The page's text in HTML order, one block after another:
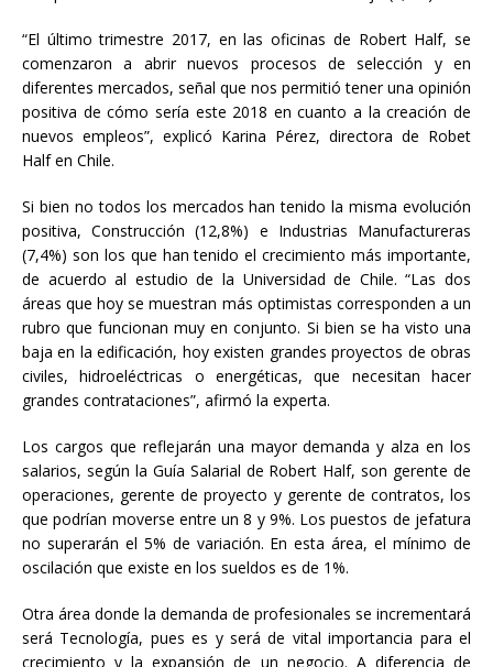
“El último trimestre 2017, en las oficinas de Robert Half, se
comenzaron a abrir nuevos procesos de selección y en
diferentes mercados, señal que nos permitió tener una opinión
positiva de cómo sería este 2018 en cuanto a la creación de
nuevos empleos”, explicó Karina Pérez, directora de Robet
Half en Chile.
Si bien no todos los mercados han tenido la misma evolución
positiva, Construcción (12,8%) e Industrias Manufactureras
(7,4%) son los que han tenido el crecimiento más importante,
de acuerdo al estudio de la Universidad de Chile. “Las dos
áreas que hoy se muestran más optimistas corresponden a un
rubro que funcionan muy en conjunto. Si bien se ha visto una
baja en la edificación, hoy existen grandes proyectos de obras
civiles, hidroeléctricas o energéticas, que necesitan hacer
grandes contrataciones”, afirmó la experta.
Los cargos que reflejarán una mayor demanda y alza en los
salarios, según la Guía Salarial de Robert Half, son gerente de
operaciones, gerente de proyecto y gerente de contratos, los
que podrían moverse entre un 8 y 9%. Los puestos de jefatura
no superarán el 5% de variación. En esta área, el mínimo de
oscilación que existe en los sueldos es de 1%.
Otra área donde la demanda de profesionales se incrementará
será Tecnología, pues es y será de vital importancia para el
crecimiento y la expansión de un negocio. A diferencia de